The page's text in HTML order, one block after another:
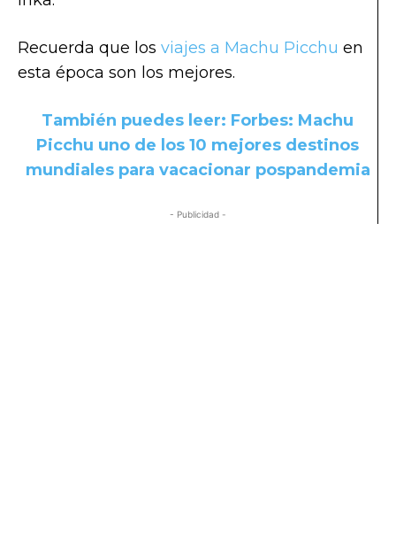
Recuerda que los viajes a Machu Picchu en
esta época son los mejores.
También puedes leer: Forbes: Machu
Picchu uno de los 10 mejores destinos
mundiales para vacacionar pospandemia
- Publicidad -